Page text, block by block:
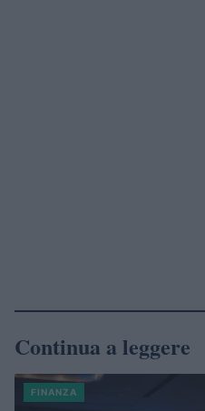
Continua a leggere
FINANZA